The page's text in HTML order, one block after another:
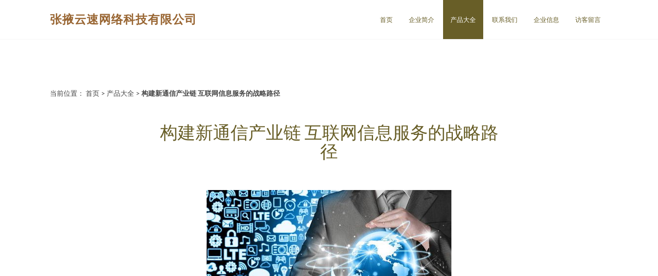
张掖云速网络科技有限公司 首页 企业简介 产品大全 联系我们 企业信息 访客留言
当前位置： 首页 > 产品大全 > 构建新通信产业链 互联网信息服务的战略路径
构建新通信产业链 互联网信息服务的战略路
径